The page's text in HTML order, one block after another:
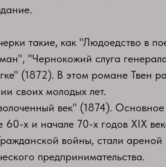
такие, как "Людоедство в
"Чернокожий слуга
(1872). В этом романе Твен
своих молодых лет.
век" (1874). Основное
60-х и начале 70-х годов XIX
войны, стали ареной
предпринимательства.